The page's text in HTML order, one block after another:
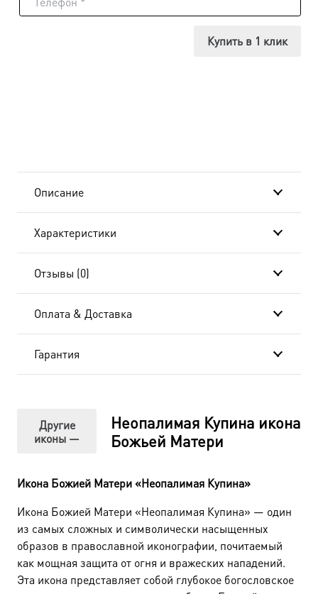
Неопалимая
Купить в 1 клик
Описание
Характеристики
Отзывы (0)
Оплата & Доставка
Гарантия
Другие
иконы —
Неопалимая Купина икона
Божьей Матери
Икона Божией Матери «Неопалимая Купина»
Икона Божией Матери «Неопалимая Купина» — один
из самых сложных и символически насыщенных
образов в православной иконографии, почитаемый
как мощная защита от огня и вражеских нападений.
Эта икона представляет собой глубокое богословское